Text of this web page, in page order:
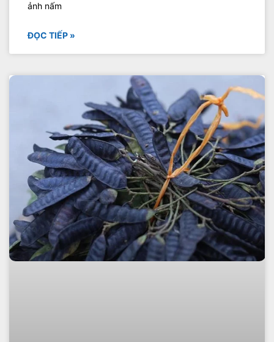
ảnh nấm
ĐỌC TIẾP »